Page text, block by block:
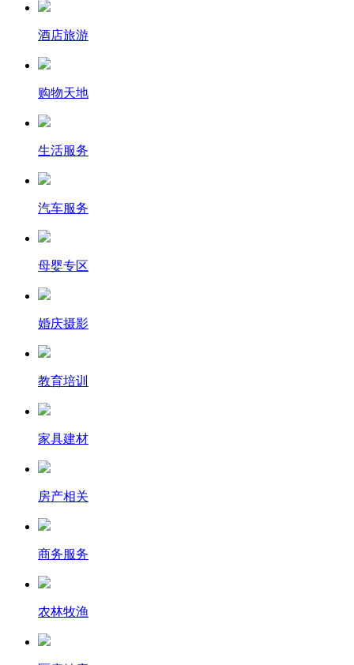
酒店旅游
购物天地
生活服务
汽车服务
母婴专区
婚庆摄影
教育培训
家具建材
房产相关
商务服务
农林牧渔